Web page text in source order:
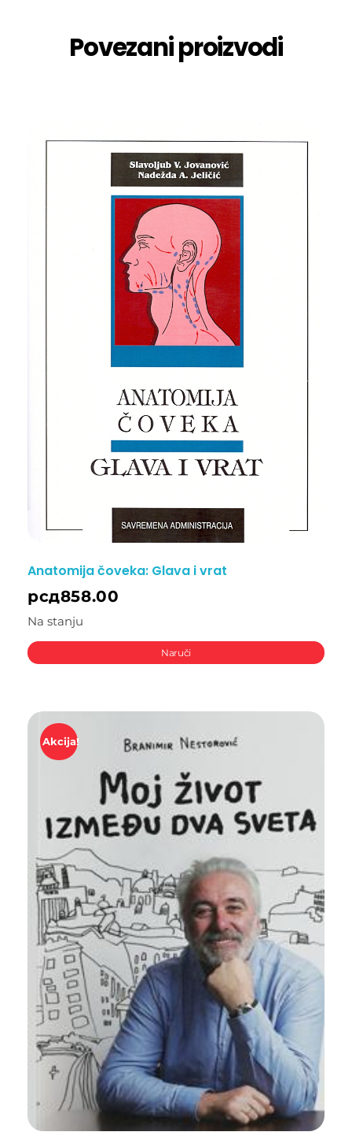
Povezani proizvodi
Anatomija čoveka: Glava i vrat
рсд858.00
Na stanju
Naruči
Akcija!